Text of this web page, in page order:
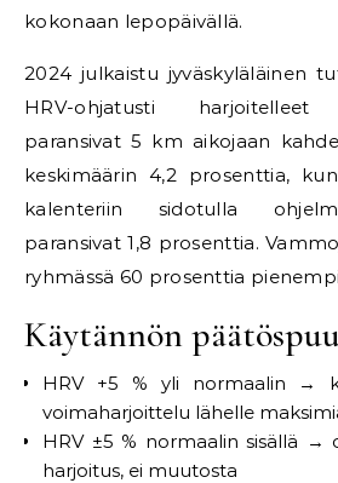
kokonaan lepopäivällä.
2024 julkaistu jyväskyläläinen
HRV-ohjatusti harjoitelleet
paransivat 5 km aikojaan
keskimäärin 4,2 prosenttia,
kalenteriin sidotulla
paransivat 1,8 prosenttia.
ryhmässä 60 prosenttia
Käytännön
HRV +5 % yli normaalin →
voimaharjoittelu lähelle
HRV ±5 % normaalin sisällä →
harjoitus, ei muutosta